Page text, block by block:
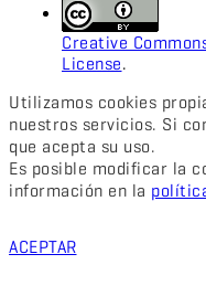
Creative
License.
Utilizamos cookies
nuestros servicios. Si
que acepta su uso.
Es posible modificar la
información en la
ACEPTAR